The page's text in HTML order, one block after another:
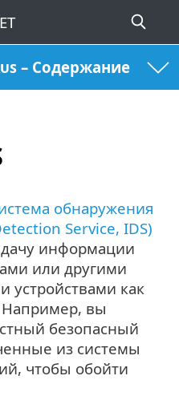
– Содержание
обнаружения
Service, IDS)
информации
или другими
устройствами как
Например, вы
безопасный
из системы
чтобы обойти